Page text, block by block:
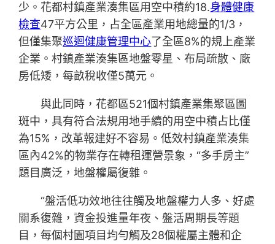
少。花都村鎮產業湊集區用空中積約18.身體健康
檢查47平方公里，占全區產業用地總量的1/3，
但僅集聚巡迴健康管理中心了全區8%的規上產業
企業。村鎮產業湊集區地盤零星、布局疏散、廠
房低矮，每畝稅收僅5萬元。
與此同時，花都區521個村鎮產業集聚區圖
斑中，具有符合法規用地手續的用空中積占比僅
為15%，改革報建好不容易。低效村鎮產業湊集
區內42%的物業存在轉租運營景象，“多手房主”
題目廣泛，地盤權屬復雜。
“盤活低功效地往往觸及地盤權力人多、好處
關系復雜，資金投進量年夜、盤活周期長等題
目，每個村園項目均勻觸及28個權屬主體和企